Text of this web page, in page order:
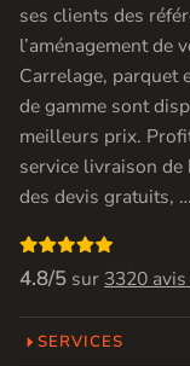
ses clients des
l’aménagement de
Carrelage, parquet
de gamme sont
meilleurs prix.
service livraison
des devis gratuits,

4.8/5 sur 3320
SERVICES